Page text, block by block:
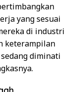
yang sesuai
di industri
keterampilan
diminati